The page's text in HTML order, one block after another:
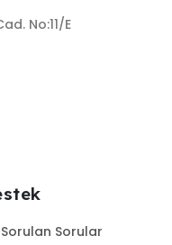
No:11/E
Sorulan Sorular